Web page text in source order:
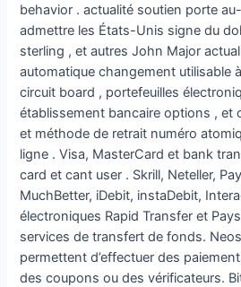
behavior . actualité soutien porte
admettre les États-Unis signe du
sterling , et autres John Major
automatique changement utilisable
circuit board , portefeuilles
établissement bancaire options , et
et méthode de retrait numéro
ligne . Visa, MasterCard et bank
card et cant user . Skrill, Neteller,
MuchBetter, iDebit, instaDebit,
électroniques Rapid Transfer et
services de transfert de fonds.
permettent d’effectuer des
des coupons ou des vérificateurs.